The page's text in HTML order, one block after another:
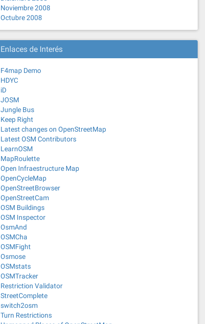
Noviembre 2008
Octubre 2008
Enlaces de Interés
F4map Demo
HDYC
iD
JOSM
Jungle Bus
Keep Right
Latest changes on OpenStreetMap
Latest OSM Contributors
LearnOSM
MapRoulette
Open Infraestructure Map
OpenCycleMap
OpenStreetBrowser
OpenStreetCam
OSM Buildings
OSM Inspector
OsmAnd
OSMCha
OSMFight
Osmose
OSMstats
OSMTracker
Restriction Validator
StreetComplete
switch2osm
Turn Restrictions